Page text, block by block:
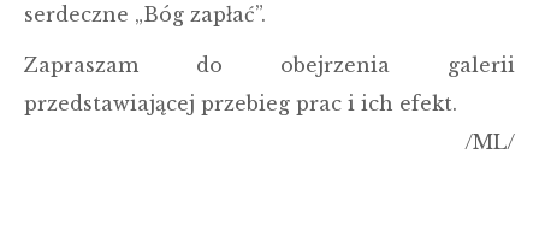
serdeczne „Bóg zapłać”.
Zapraszam do obejrzenia galerii
przedstawiającej przebieg prac i ich efekt.
/ML/